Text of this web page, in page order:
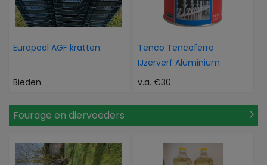
Europool AGF kratten
Bieden
Tenco Tencoferro
IJzerverf Aluminium
v.a. €30
Fourage en diervoeders